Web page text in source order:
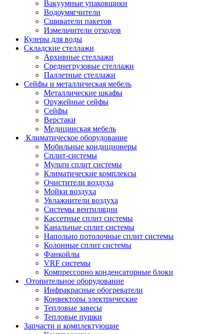
Вакуумные упаковщики
Водоумягчители
Сшиватели пакетов
Измельчители отходов
Кулеры для воды
Складские стеллажи
Архивные стеллажи
Среднегрузовые стеллажи
Паллетные стеллажи
Сейфы и металлическая мебель
Металлические шкафы
Оружейные сейфы
Сейфы
Верстаки
Медицинская мебель
Климатическое оборудование
Мобильные кондиционеры
Сплит-системы
Мульти сплит системы
Климатические комплексы
Очистители воздуха
Мойки воздуха
Увлажнители воздуха
Системы вентиляции
Кассетные сплит системы
Канальные сплит системы
Напольно потолочные сплит системы
Колонные сплит системы
Фанкойлы
VRF системы
Компрессорно конденсаторные блоки
Отопительное оборудование
Инфракрасные обогреватели
Конвекторы электрические
Тепловые завесы
Тепловые пушки
Запчасти и комплектующие